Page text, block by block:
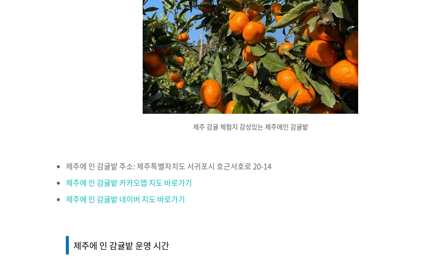
제주 감귤 체험지 감성있는 제주에인 감귤밭
제주에 인 감귤밭 주소: 제주특별자치도 서귀포시 호근서호로 20-14
제주에 인 감귤밭 카카오맵 지도 바로가기
제주에 인 감귤밭 네이버 지도 바로가기
제주에 인 감귤밭 운영 시간